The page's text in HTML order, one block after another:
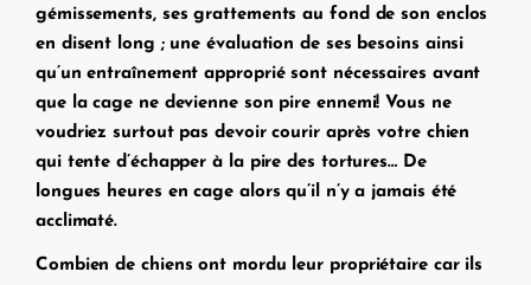
gémissements, ses grattements au fond de son enclos
en disent long ; une évaluation de ses besoins ainsi
qu’un entraînement approprié sont nécessaires avant
que la cage ne devienne son pire ennemi! Vous ne
voudriez surtout pas devoir courir après votre chien
qui tente d’échapper à la pire des tortures… De
longues heures en cage alors qu’il n’y a jamais été
acclimaté.
Combien de chiens ont mordu leur propriétaire car ils